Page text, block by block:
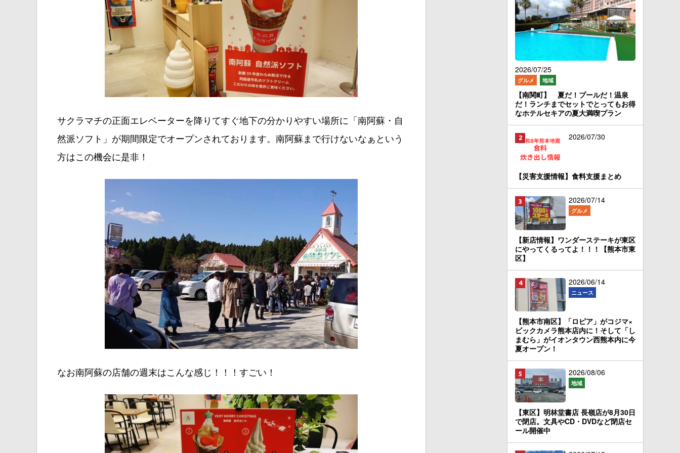
サクラマチの正面エレベーターを降りてすぐ地下の分かりやすい場所に「南阿蘇・自
然派ソフト」が期間限定でオープンされております。南阿蘇まで行けないなぁという
方はこの機会に是非！
なお南阿蘇の店舗の週末はこんな感じ！！！すごい！
2026/07/25
グルメ 地域
【南関町】 夏だ！プールだ！温泉
だ！ランチまでセットでとってもお得
なホテルセキアの夏大満喫プラン
2026/07/30
【災害支援情報】食料支援まとめ
2026/07/14
グルメ
【新店情報】ワンダーステーキが東区
にやってくるってよ！！！【熊本市東
区】
2026/06/14
ニュース
【熊本市南区】「ロピア」がコジマ×
ビックカメラ熊本店内に！そして「し
まむら」がイオンタウン西熊本内に今
夏オープン！
2026/08/06
地域
【東区】明林堂書店 長嶺店が8月30日
で閉店。文具やCD・DVDなど閉店セ
ール開催中